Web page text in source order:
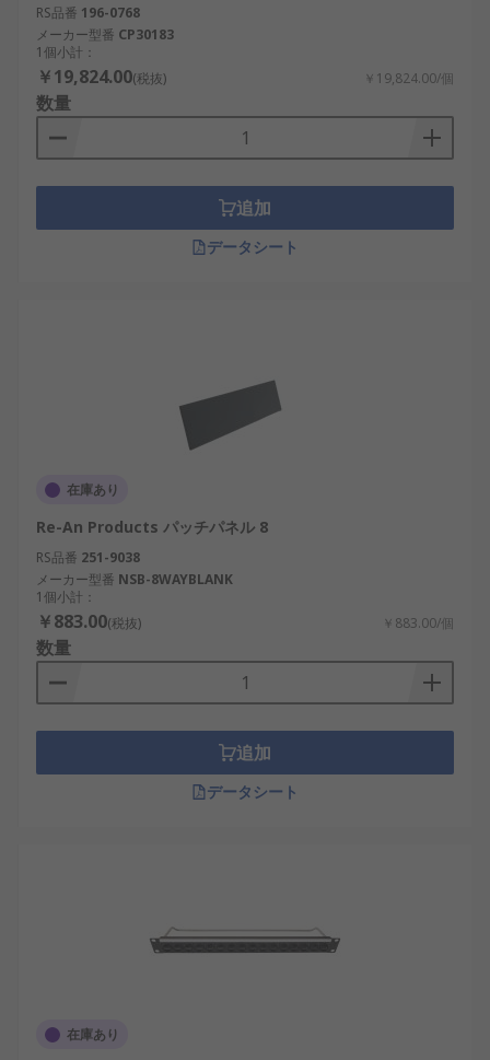
RS品番 196-0768
メーカー型番 CP30183
1個小計：
￥19,824.00(税抜) ￥19,824.00/個
数量
追加
データシート
在庫あり
Re-An Products パッチパネル 8
RS品番 251-9038
メーカー型番 NSB-8WAYBLANK
1個小計：
￥883.00(税抜) ￥883.00/個
数量
追加
データシート
在庫あり